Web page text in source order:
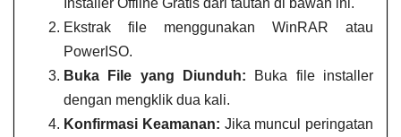
Installer Offline Gratis dari tautan di bawah ini.
Ekstrak file menggunakan WinRAR atau
PowerISO.
Buka File yang Diunduh: Buka file installer
dengan mengklik dua kali.
Konfirmasi Keamanan: Jika muncul peringatan